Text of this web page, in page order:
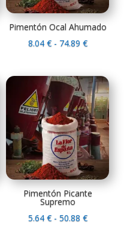
Pimentón Ocal Ahumado
8.04 € - 74.89 €Rango
precios:
desde
8.04 €
hasta
74.89 €
Pimentón Picante
Supremo
5.64 € - 50.88 €Rango